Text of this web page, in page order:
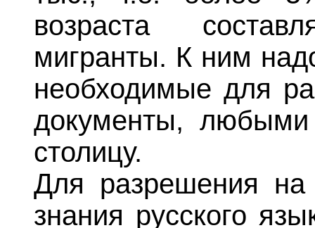
возраста
мигранты. К ним
необходимые для
документы,
столицу.
Для разрешения на
знания русского